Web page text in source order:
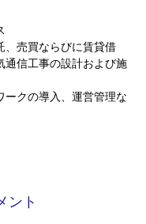
、売買ならびに賃貸借
通信工事の設計および施
クの導入、運営管理な
ント